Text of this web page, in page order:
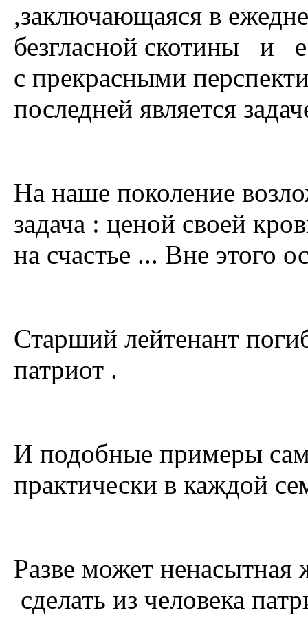
,заключающаяся в
безгласной скотины и
с прекрасными
последней является
На наше поколение
задача : ценой своей
на счастье ... Вне этого
Старший лейтенант
патриот .
И подобные примеры
практически в каждой
Разве может
сделать из человека